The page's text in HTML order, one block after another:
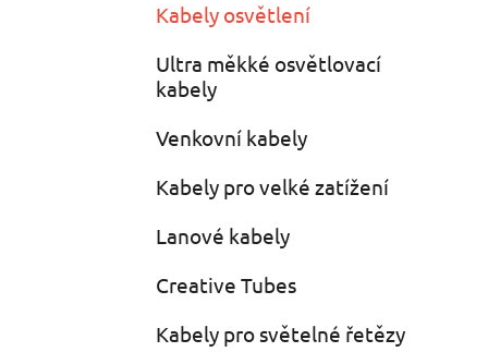
Kabely osvětlení
Ultra měkké osvětlovací
kabely
Venkovní kabely
Kabely pro velké zatížení
Lanové kabely
Creative Tubes
Kabely pro světelné řetězy